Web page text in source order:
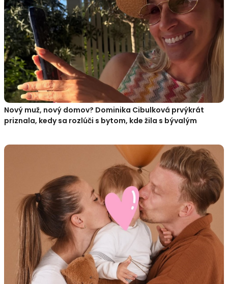
Nový muž, nový domov? Dominika Cibulková prvýkrát
priznala, kedy sa rozlúči s bytom, kde žila s bývalým